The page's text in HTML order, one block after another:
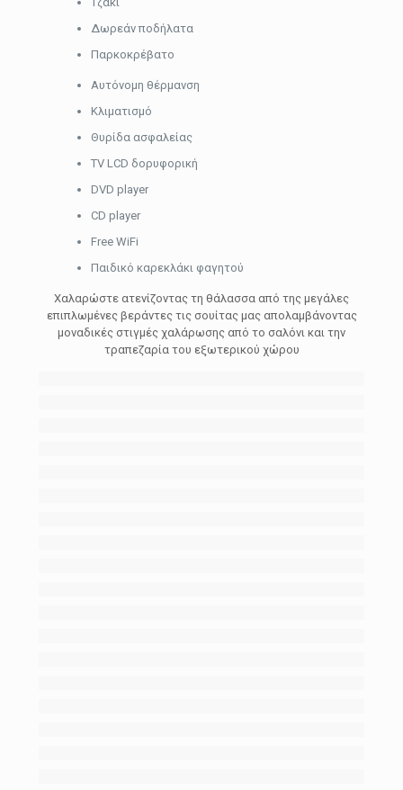
Δωρεάν ποδήλατα
Παρκοκρέβατο
Αυτόνομη θέρμανση
Κλιματισμό
Θυρίδα ασφαλείας
TV LCD δορυφορική
DVD player
CD player
Free WiFi
Παιδικό καρεκλάκι φαγητού
Χαλαρώστε ατενίζοντας τη θάλασσα από της μεγάλες
επιπλωμένες βεράντες τις σουίτας μας απολαμβάνοντας
μοναδικές στιγμές χαλάρωσης από το σαλόνι και την
τραπεζαρία του εξωτερικού χώρου